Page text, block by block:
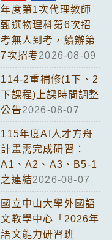
年度第1次代理教師
甄選物理科第6次招
考無人到考，續辦第
7次招考2026-08-09
114-2重補修(1下、2
下課程)上課時間調整
公告2026-08-07
115年度AI人才方舟
計畫需完成研習：
A1、A2、A3、B5-1
之連結2026-08-07
國立中山大學外國語
文教學中心「2026年
語文能力研習班